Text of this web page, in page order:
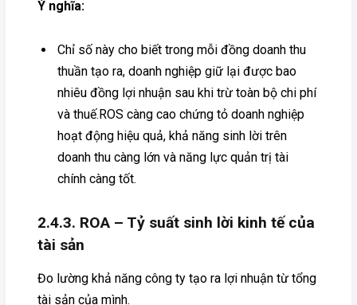
Ý nghĩa:
Chỉ số này cho biết trong mỗi đồng doanh thu
thuần tạo ra, doanh nghiệp giữ lại được bao
nhiêu đồng lợi nhuận sau khi trừ toàn bộ chi phí
và thuế.ROS càng cao chứng tỏ doanh nghiệp
hoạt động hiệu quả, khả năng sinh lời trên
doanh thu càng lớn và năng lực quản trị tài
chính càng tốt.
2.4.3. ROA – Tỷ suất sinh lời kinh tế của
tài sản
Đo lường khả năng công ty tạo ra lợi nhuận từ tổng
tài sản của mình.